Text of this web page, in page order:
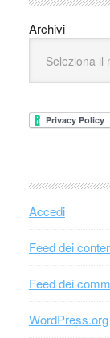
Archivi
Accedi
Feed dei
Feed dei
WordPress.org